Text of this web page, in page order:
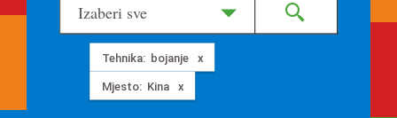
Izaberi sve
Tehnika: bojanje
Mjesto: Kina